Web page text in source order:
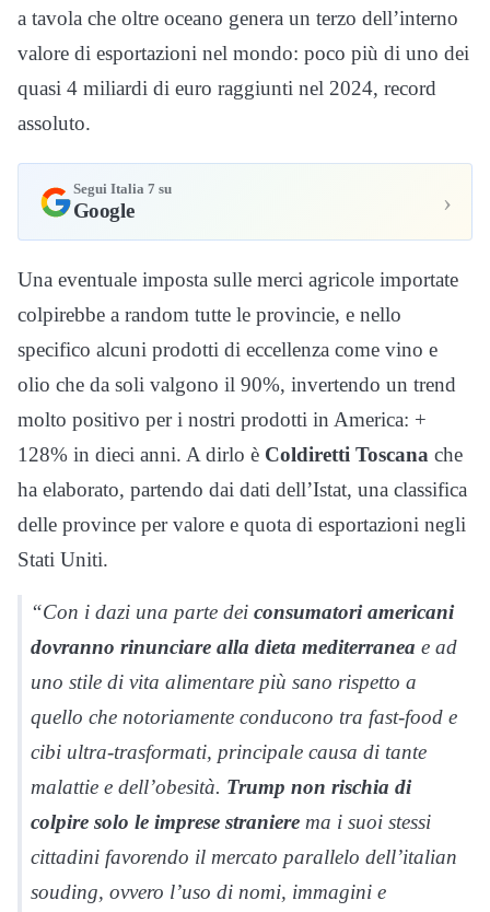
a tavola che oltre oceano genera un terzo dell’interno
valore di esportazioni nel mondo: poco più di uno dei
quasi 4 miliardi di euro raggiunti nel 2024, record
assoluto.
Segui Italia 7 su
Google ›
Una eventuale imposta sulle merci agricole importate
colpirebbe a random tutte le provincie, e nello
specifico alcuni prodotti di eccellenza come vino e
olio che da soli valgono il 90%, invertendo un trend
molto positivo per i nostri prodotti in America: +
128% in dieci anni. A dirlo è Coldiretti Toscana che
ha elaborato, partendo dai dati dell’Istat, una classifica
delle province per valore e quota di esportazioni negli
Stati Uniti.
“Con i dazi una parte dei consumatori americani
dovranno rinunciare alla dieta mediterranea e ad
uno stile di vita alimentare più sano rispetto a
quello che notoriamente conducono tra fast-food e
cibi ultra-trasformati, principale causa di tante
malattie e dell’obesità. Trump non rischia di
colpire solo le imprese straniere ma i suoi stessi
cittadini favorendo il mercato parallelo dell’italian
souding, ovvero l’uso di nomi, immagini e